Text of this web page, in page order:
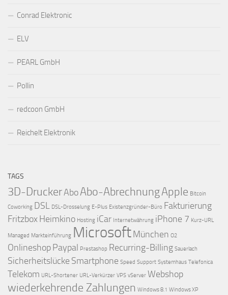
Conrad Elektronic
ELV
PEARL GmbH
Pollin
redcoon GmbH
Reichelt Elektronik
TAGS
3D-DruckerAboAbo-AbrechnungApple Bitcoin
Coworking DSL DSL-Drosselung E-Plus Existenzgründer-Büro Fakturierung
FritzboxHeimkino Hosting iCar Internetwährung iPhone 7 Kurz-URL
Managed Markteinführung MicrosoftMünchen O2
OnlineshopPaypal Prestashop Recurring-Billing Sauerlach
Sicherheitslücke Smartphone Speed Support Systemhaus Telefonica
Telekom URL-Shortener URL-Verkürzer VPS vServer Webshop
wiederkehrende Zahlungen Windows 8.1 Windows XP